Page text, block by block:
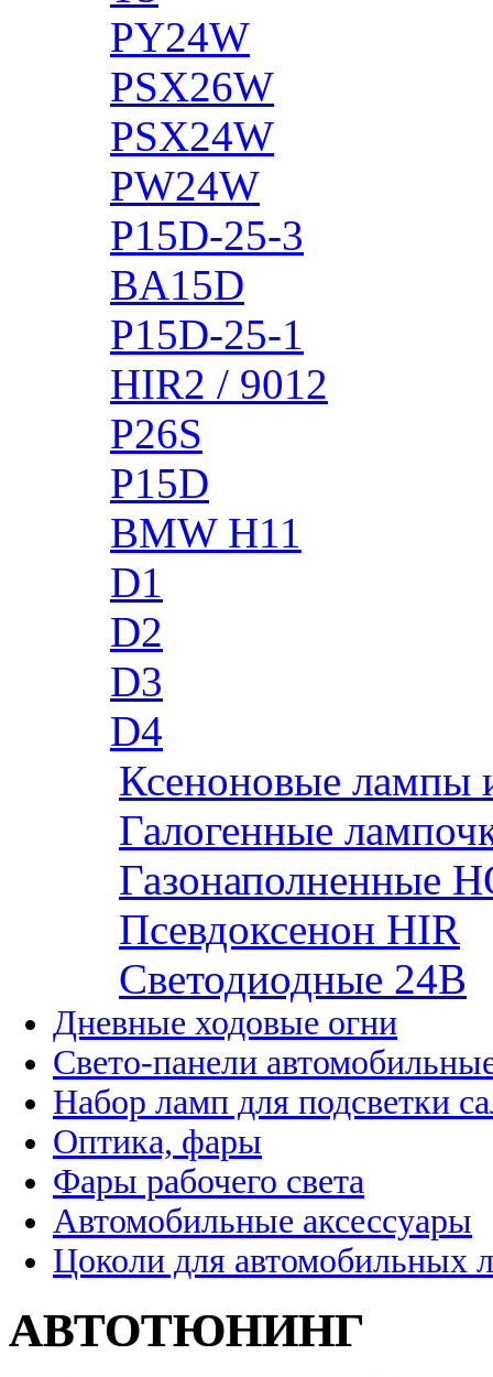
PY24W
PSX26W
PSX24W
PW24W
P15D-25-3
BA15D
P15D-25-1
HIR2 / 9012
P26S
P15D
BMW H11
D1
D2
D3
D4
Ксеноновые лампы
Галогенные
Газонаполненные
Псевдоксенон HIR
Cветодиодные 24B
Дневные ходовые огни
Свето-панели
Набор ламп для подсветки
Оптика, фары
Фары рабочего света
Автомобильные аксессуары
Цоколи для автомобильных
АВТОТЮНИНГ